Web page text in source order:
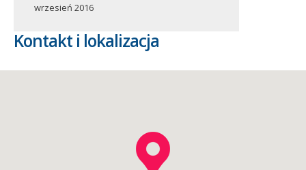
wrzesień 2016
Kontakt i lokalizacja